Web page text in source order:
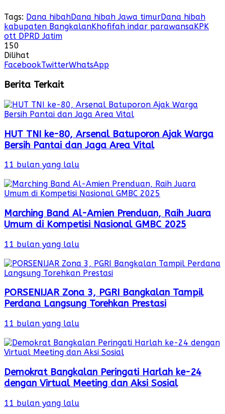
Tags: Dana hibahDana hibah Jawa timurDana hibah
kabupaten BangkalanKhofifah indar parawansa KPK
ott DPRD Jatim
150
Dilihat
FacebookTwitterWhatsApp
Berita Terkait
HUT TNI ke-80, Arsenal Batuporon Ajak Warga
Bersih Pantai dan Jaga Area Vital
11 bulan yang lalu
Marching Band Al-Amien Prenduan, Raih Juara
Umum di Kompetisi Nasional GMBC 2025
11 bulan yang lalu
PORSENIJAR Zona 3, PGRI Bangkalan Tampil
Perdana Langsung Torehkan Prestasi
11 bulan yang lalu
Demokrat Bangkalan Peringati Harlah ke-24
dengan Virtual Meeting dan Aksi Sosial
11 bulan yang lalu